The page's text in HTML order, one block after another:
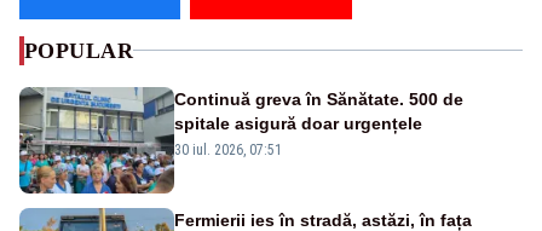
POPULAR
Continuă greva în Sănătate. 500 de
spitale asigură doar urgențele
30 iul. 2026, 07:51
Fermierii ies în stradă, astăzi, în fața